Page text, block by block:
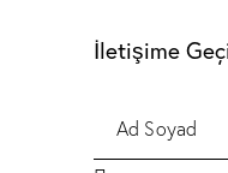
İletişime